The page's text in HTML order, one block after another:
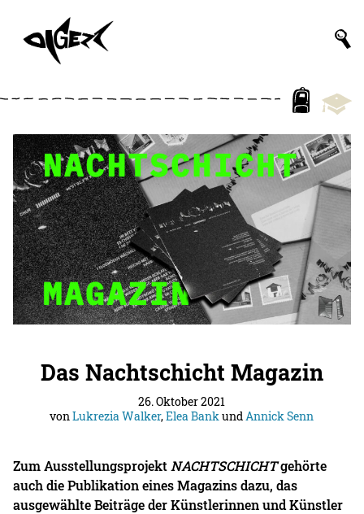
Das Nachtschicht Magazin
26. Oktober 2021
vonLukrezia Walker,Elea BankundAnnick Senn
Zum Ausstellungsprojekt NACHTSCHICHTgehörte
auch die Publikation eines Magazins dazu, das
ausgewählte Beiträge der Künstlerinnen und Künstler